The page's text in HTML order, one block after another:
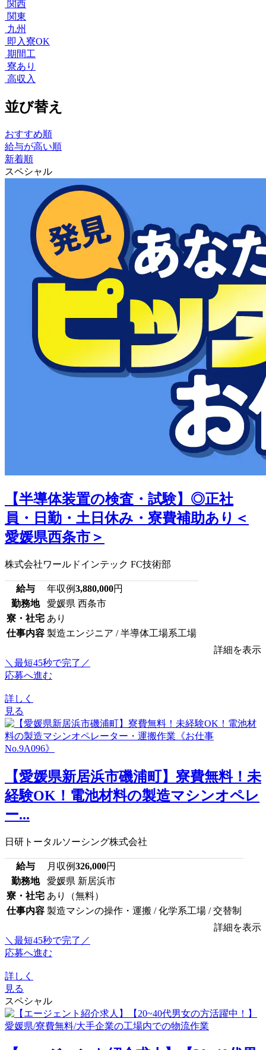
関西
関東
九州
即入寮OK
期間工
寮あり
高収入
並び替え
おすすめ順
給与が高い順
新着順
スペシャル
【半導体装置の検査・試験】◎正社
員・日勤・土日休み・寮費補助あり＜
愛媛県西条市＞
株式会社ワールドインテック FC技術部
給与 年収例3,880,000円
勤務地
愛媛県 西条市
寮・社宅 あり
仕事内容 製造エンジニア / 半導体工場系工場
詳細を表示
＼最短45秒で完了／
応募へ進む
詳しく
見る
【愛媛県新居浜市磯浦町】寮費無料！未
経験OK！電池材料の製造マシンオペレ
ー...
日研トータルソーシング株式会社
給与 月収例326,000円
勤務地
愛媛県 新居浜市
寮・社宅 あり（無料）
仕事内容 製造マシンの操作・運搬 / 化学系工場 / 交替制
詳細を表示
＼最短45秒で完了／
応募へ進む
詳しく
見る
スペシャル